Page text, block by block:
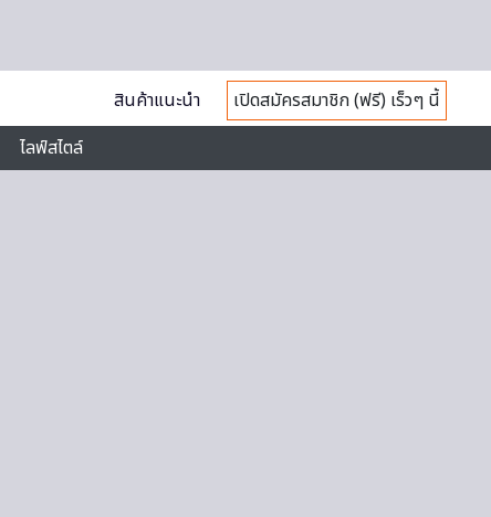
สินค้าแนะนำ
เปิดสมัครสมาชิก (ฟรี) เร็วๆ นี้
ไลฟ์สไตล์